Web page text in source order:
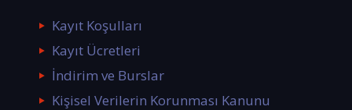
Kayıt Koşulları
Kayıt Ücretleri
İndirim ve Burslar
Kişisel Verilerin Korunması Kanunu